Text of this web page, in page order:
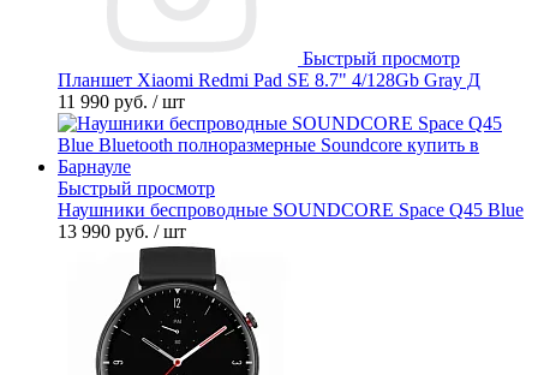
Быстрый просмотр
Планшет Xiaomi Redmi Pad SE 8.7" 4/128Gb Gray Д
11 990 руб. / шт
Быстрый просмотр
Наушники беспроводные SOUNDCORE Space Q45 Blue
13 990 руб. / шт